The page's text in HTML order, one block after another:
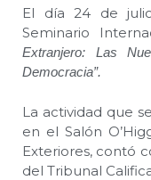
El día 24 de
Seminario
Extranjero: Las
Democracia”.
La actividad que
en el Salón
Exteriores, contó
del Tribunal